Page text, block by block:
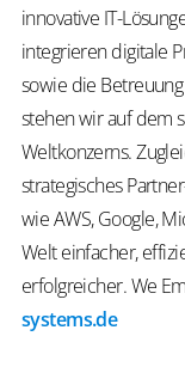
innovative IT-
integrieren digitale
sowie die
stehen wir auf dem
Weltkonzerns.
strategisches
wie AWS, Google,
Welt einfacher,
erfolgreicher.We
systems.de